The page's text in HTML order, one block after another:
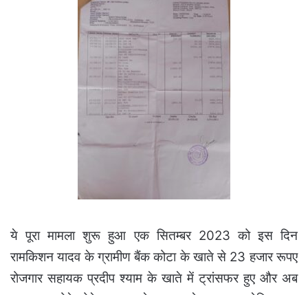
ये पूरा मामला शुरू हुआ एक सितम्बर 2023 को इस दिन
रामकिशन यादव के ग्रामीण बैंक कोटा के खाते से 23 हजार रूपए
रोजगार सहायक प्रदीप श्याम के खाते में ट्रांसफर हुए और अब